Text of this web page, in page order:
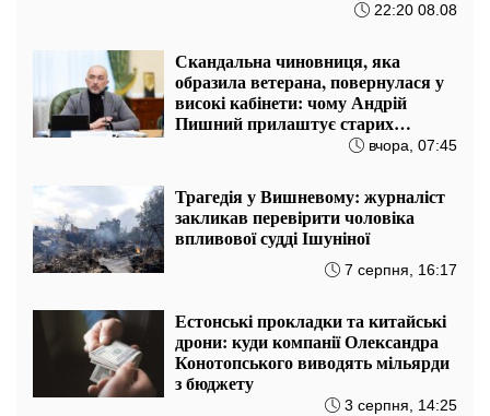
22:20 08.08
Скандальна чиновниця, яка
образила ветерана, повернулася у
високі кабінети: чому Андрій
Пишний прилаштує старих
вчора, 07:45
Трагедія у Вишневому: журналіст
закликав перевірити чоловіка
впливової судді Ішуніної
7 серпня, 16:17
Естонські прокладки та китайські
дрони: куди компанії Олександра
Конотопського виводять мільярди
з бюджету
3 серпня, 14:25